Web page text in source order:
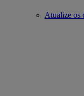
Atualize os